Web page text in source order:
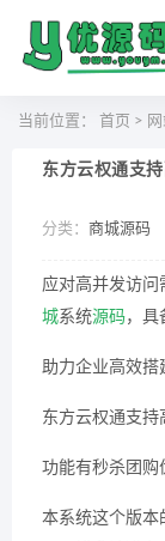
当前位置： 首页 >
东方云权通支
分类： 商城源码
应对高并发访问
城系统源码，具
助力企业高效搭
东方云权通支
功能有秒杀团购
本系统这个版本